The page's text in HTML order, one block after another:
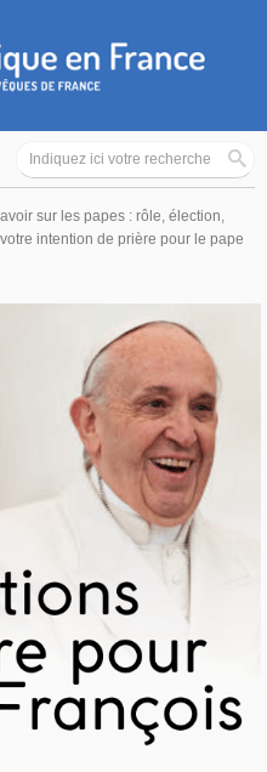
sur les papes : rôle, élection,
intention de prière pour le pape